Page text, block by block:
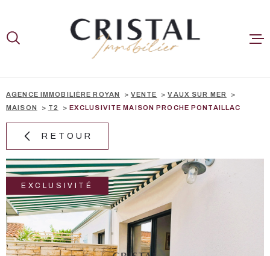
recherche
menu
principal
contenu
AGENCE IMMOBILIÈRE ROYAN VENTE
VAUX SUR MER
MAISON
T2 EXCLUSIVITE MAISON PROCHE PONTAILLAC
RETOUR
EXCLUSIVITÉ